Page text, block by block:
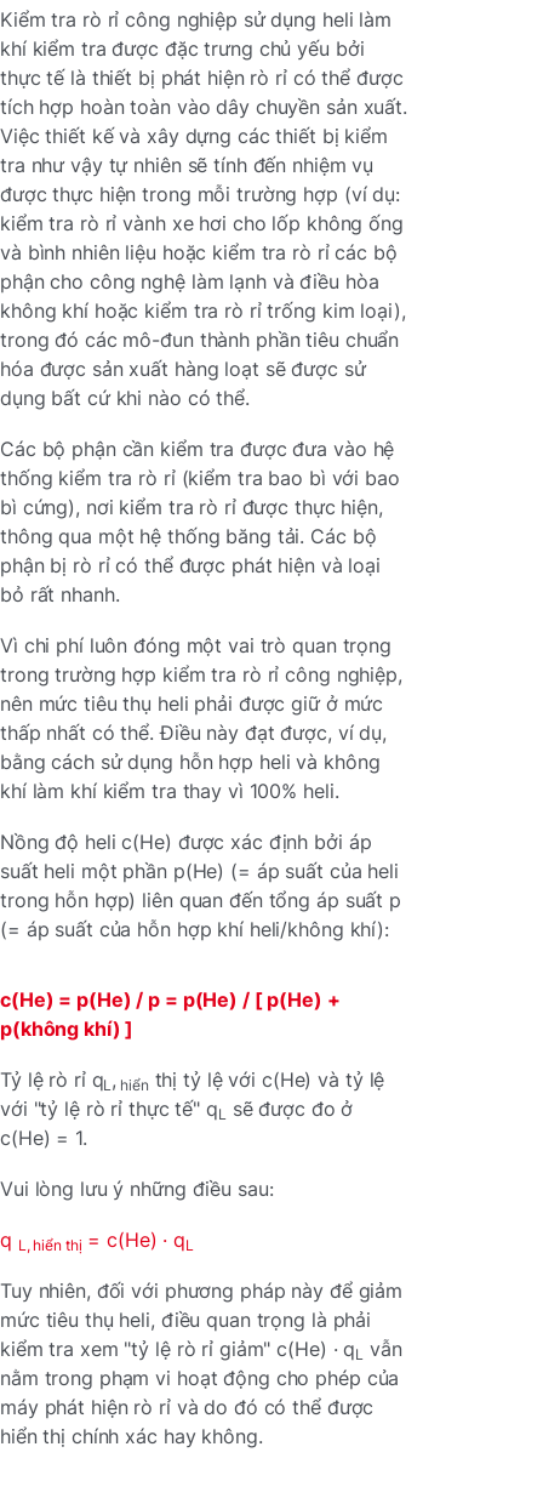
Kiểm tra rò rỉ công nghiệp sử dụng heli làm
khí kiểm tra được đặc trưng chủ yếu bởi
thực tế là thiết bị phát hiện rò rỉ có thể được
tích hợp hoàn toàn vào dây chuyền sản xuất.
Việc thiết kế và xây dựng các thiết bị kiểm
tra như vậy tự nhiên sẽ tính đến nhiệm vụ
được thực hiện trong mỗi trường hợp (ví dụ:
kiểm tra rò rỉ vành xe hơi cho lốp không ống
và bình nhiên liệu hoặc kiểm tra rò rỉ các bộ
phận cho công nghệ làm lạnh và điều hòa
không khí hoặc kiểm tra rò rỉ trống kim loại),
trong đó các mô-đun thành phần tiêu chuẩn
hóa được sản xuất hàng loạt sẽ được sử
dụng bất cứ khi nào có thể.
Các bộ phận cần kiểm tra được đưa vào hệ
thống kiểm tra rò rỉ (kiểm tra bao bì với bao
bì cứng), nơi kiểm tra rò rỉ được thực hiện,
thông qua một hệ thống băng tải. Các bộ
phận bị rò rỉ có thể được phát hiện và loại
bỏ rất nhanh.
Vì chi phí luôn đóng một vai trò quan trọng
trong trường hợp kiểm tra rò rỉ công nghiệp,
nên mức tiêu thụ heli phải được giữ ở mức
thấp nhất có thể. Điều này đạt được, ví dụ,
bằng cách sử dụng hỗn hợp heli và không
khí làm khí kiểm tra thay vì 100% heli.
Nồng độ heli c(He) được xác định bởi áp
suất heli một phần p(He) (= áp suất của heli
trong hỗn hợp) liên quan đến tổng áp suất p
(= áp suất của hỗn hợp khí heli/không khí):
c(He) = p(He) / p = p(He) / [ p(He) +
p(không khí) ]
Tỷ lệ rò rỉ qL , hiển thị tỷ lệ với c(He) và tỷ lệ
với "tỷ lệ rò rỉ thực tế" qL
sẽ được đo ở
c(He) = 1.
Vui lòng lưu ý những điều sau:
q L, hiển thị = c(He) · qL
Tuy nhiên, đối với phương pháp này để giảm
mức tiêu thụ heli, điều quan trọng là phải
kiểm tra xem "tỷ lệ rò rỉ giảm" c(He) · qL
vẫn
nằm trong phạm vi hoạt động cho phép của
máy phát hiện rò rỉ và do đó có thể được
hiển thị chính xác hay không.